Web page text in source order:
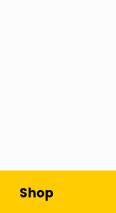
Shop